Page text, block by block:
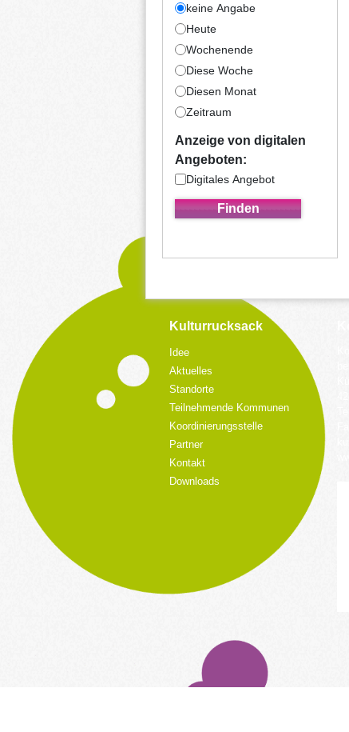
keine Angabe
Heute
Wochenende
Diese Woche
Diesen Monat
Zeitraum
Anzeige von digitalen
Angeboten:
Digitales Angebot
Kulturrucksack
Idee
Aktuelles
Standorte
Teilnehmende Kommunen
Koordinierungsstelle
Partner
Kontakt
Downloads